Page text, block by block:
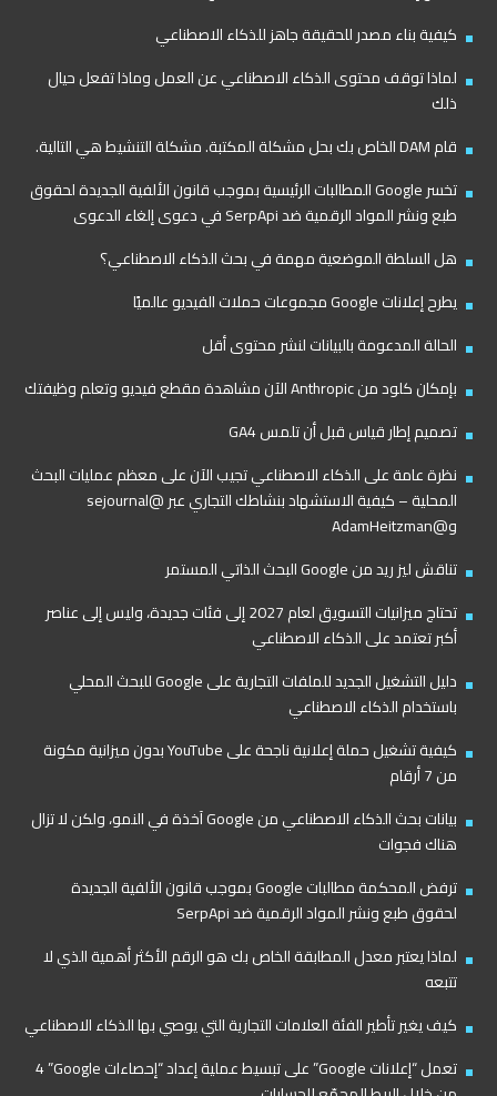
كيفية بناء مصدر للحقيقة جاهز للذكاء الاصطناعي
لماذا توقف محتوى الذكاء الاصطناعي عن العمل وماذا تفعل حيال
ذلك
قام DAM الخاص بك بحل مشكلة المكتبة. مشكلة التنشيط هي التالية.
تخسر Google المطالبات الرئيسية بموجب قانون الألفية الجديدة لحقوق
طبع ونشر المواد الرقمية ضد SerpApi في دعوى إلغاء الدعوى
هل السلطة الموضعية مهمة في بحث الذكاء الاصطناعي؟
يطرح إعلانات Google مجموعات حملات الفيديو عالميًا
الحالة المدعومة بالبيانات لنشر محتوى أقل
بإمكان كلود من Anthropic الآن مشاهدة مقطع فيديو وتعلم وظيفتك
تصميم إطار قياس قبل أن تلمس GA4
نظرة عامة على الذكاء الاصطناعي تجيب الآن على معظم عمليات البحث
المحلية – كيفية الاستشهاد بنشاطك التجاري عبر @sejournal
و@AdamHeitzman
تناقش ليز ريد من Google البحث الذاتي المستمر
تحتاج ميزانيات التسويق لعام 2027 إلى فئات جديدة، وليس إلى عناصر
أكبر تعتمد على الذكاء الاصطناعي
دليل التشغيل الجديد للملفات التجارية على Google للبحث المحلي
باستخدام الذكاء الاصطناعي
كيفية تشغيل حملة إعلانية ناجحة على YouTube بدون ميزانية مكونة
من 7 أرقام
بيانات بحث الذكاء الاصطناعي من Google آخذة في النمو، ولكن لا تزال
هناك فجوات
ترفض المحكمة مطالبات Google بموجب قانون الألفية الجديدة
لحقوق طبع ونشر المواد الرقمية ضد SerpApi
لماذا يعتبر معدل المطابقة الخاص بك هو الرقم الأكثر أهمية الذي لا
تتبعه
كيف يغير تأطير الفئة العلامات التجارية التي يوصي بها الذكاء الاصطناعي
تعمل “إعلانات Google” على تبسيط عملية إعداد “إحصاءات Google”‏ 4